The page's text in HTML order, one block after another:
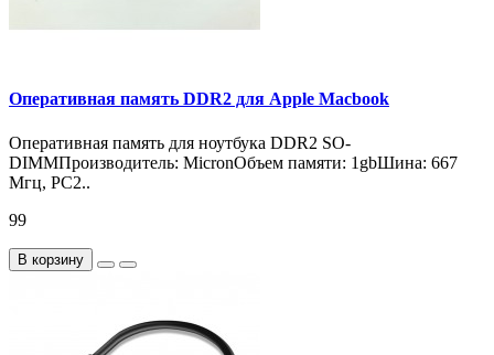
Оперативная память DDR2 для Apple Macbook
Оперативная память для ноутбука DDR2 SO-
DIMMПроизводитель: MicronОбъем памяти: 1gbШина: 667
Мгц, PC2..
99
В корзину